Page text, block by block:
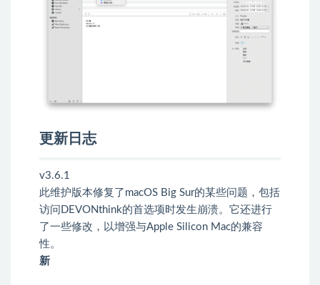
更新日志
v3.6.1
此维护版本修复了macOS Big Sur的某些问题，包括
访问DEVONthink的首选项时发生崩溃。它还进行
了一些修改，以增强与Apple Silicon Mac的兼容
性。
新